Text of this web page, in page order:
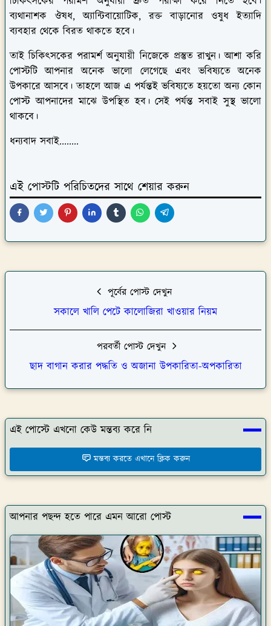
ব্যবহার থেকে বিরত থাকতে হবে।
পোস্টটি আপনার অনেক ভালো লেগেছে এবং ভবিষ্যতে অনেক
উপকারে আসবে। তাহলে আজ এ পর্যন্তই ভবিষ্যতে হয়তো অন্য কোন
পোস্ট আপনাদের মাঝে উপস্থিত হব। সেই পর্যন্ত সবাই সুস্থ ভালো
থাকবে।
সকালে খালি পেটে কালোজিরা খাওয়ার নিয়ম
পরবর্তী পোস্ট দেখুন
ছাদ বাগান করার পদ্ধতি ও অজানা উপকারিতা-অপকারিতা
এই পোস্টে এখনো কেউ মন্তব্য করে নি
মন্তব্য করতে এখানে ক্লিক করুন
আপনার পছন্দ হতে পারে এমন আরো পোস্ট